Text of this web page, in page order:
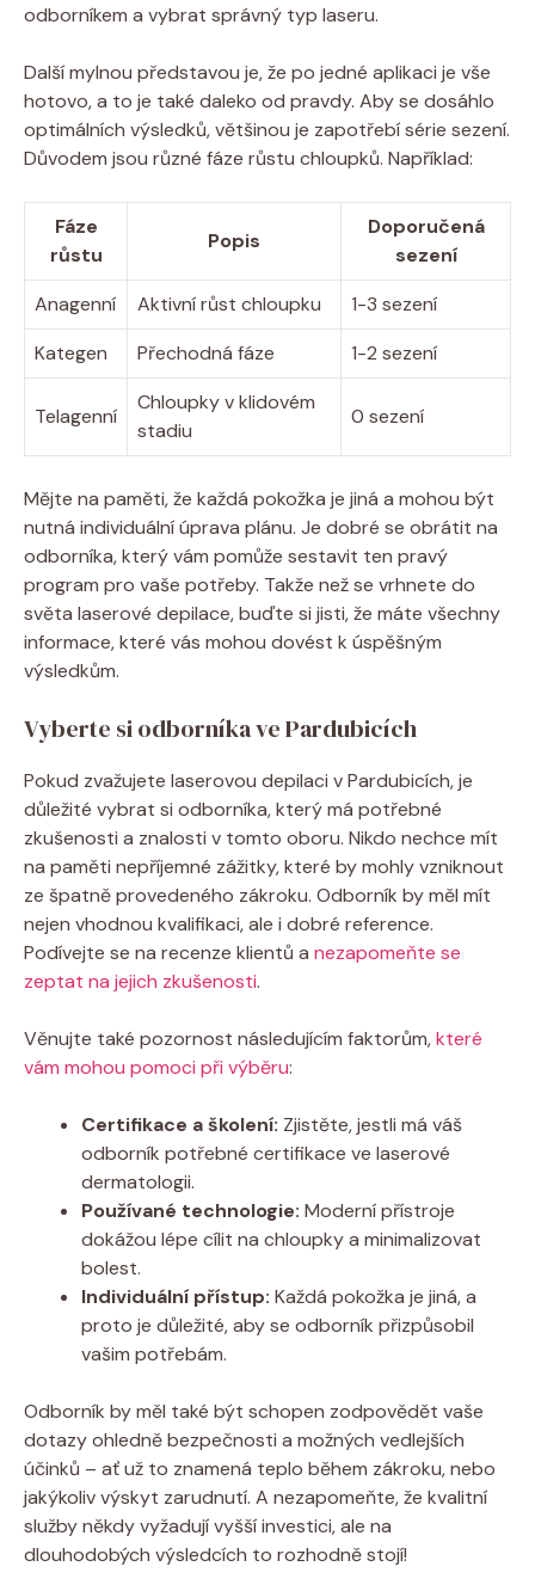
odborníkem a vybrat správný typ laseru.
Další mylnou představou je, že po jedné aplikaci je vše
hotovo, a to je také daleko od pravdy. Aby se dosáhlo
optimálních výsledků, většinou je zapotřebí série sezení.
Důvodem jsou různé fáze růstu chloupků. Například:
Fáze
růstu
Popis
Doporučená
sezení
Anagenní
Aktivní růst chloupku
1-3 sezení
Kategen
Přechodná fáze 1-2 sezení
Telagenní
Chloupky v klidovém
stadiu
0 sezení
Mějte na paměti, že každá pokožka je jiná a mohou být
nutná individuální úprava plánu. Je dobré se obrátit na
odborníka, který vám pomůže sestavit ten pravý
program pro vaše potřeby. Takže než se vrhnete do
světa laserové depilace, buďte si jisti, že máte všechny
informace, které vás mohou dovést k úspěšným
výsledkům.
Vyberte si odborníka ve Pardubicích
Pokud zvažujete laserovou depilaci v Pardubicích, je
důležité vybrat si odborníka, který má potřebné
zkušenosti a znalosti v tomto oboru. Nikdo nechce mít
na paměti nepříjemné zážitky, které by mohly vzniknout
ze špatně provedeného zákroku. Odborník by měl mít
nejen vhodnou kvalifikaci, ale i dobré reference.
Podívejte se na recenze klientů a nezapomeňte se
zeptat na jejich zkušenosti.
Věnujte také pozornost následujícím faktorům,které
vám mohou pomoci při výběru:
Certifikace a školení: Zjistěte, jestli má váš
odborník potřebné certifikace ve laserové
dermatologii.
Používané technologie: Moderní přístroje
dokážou lépe cílit na chloupky a minimalizovat
bolest.
Individuální přístup: Každá pokožka je jiná, a
proto je důležité, aby se odborník přizpůsobil
vašim potřebám.
Odborník by měl také být schopen zodpovědět vaše
dotazy ohledně bezpečnosti a možných vedlejších
účinků – ať už to znamená teplo během zákroku, nebo
jakýkoliv výskyt zarudnutí. A nezapomeňte, že kvalitní
služby někdy vyžadují vyšší investici, ale na
dlouhodobých výsledcích to rozhodně stojí!